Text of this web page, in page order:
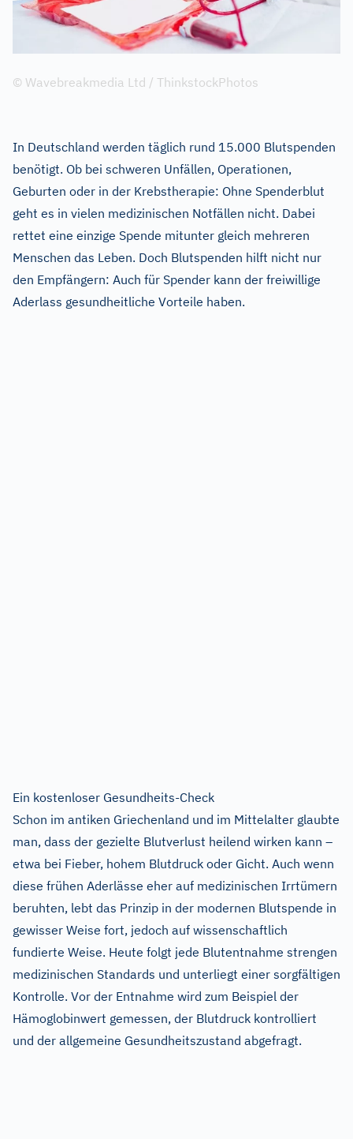
© Wavebreakmedia Ltd / ThinkstockPhotos
In Deutschland werden täglich rund 15.000 Blutspenden
benötigt. Ob bei schweren Unfällen, Operationen,
Geburten oder in der Krebstherapie: Ohne Spenderblut
geht es in vielen medizinischen Notfällen nicht. Dabei
rettet eine einzige Spende mitunter gleich mehreren
Menschen das Leben. Doch Blutspenden hilft nicht nur
den Empfängern: Auch für Spender kann der freiwillige
Aderlass gesundheitliche Vorteile haben.
Ein kostenloser Gesundheits-Check
Schon im antiken Griechenland und im Mittelalter glaubte
man, dass der gezielte Blutverlust heilend wirken kann –
etwa bei Fieber, hohem Blutdruck oder Gicht. Auch wenn
diese frühen Aderlässe eher auf medizinischen Irrtümern
beruhten, lebt das Prinzip in der modernen Blutspende in
gewisser Weise fort, jedoch auf wissenschaftlich
fundierte Weise. Heute folgt jede Blutentnahme strengen
medizinischen Standards und unterliegt einer sorgfältigen
Kontrolle. Vor der Entnahme wird zum Beispiel der
Hämoglobinwert gemessen, der Blutdruck kontrolliert
und der allgemeine Gesundheitszustand abgefragt.